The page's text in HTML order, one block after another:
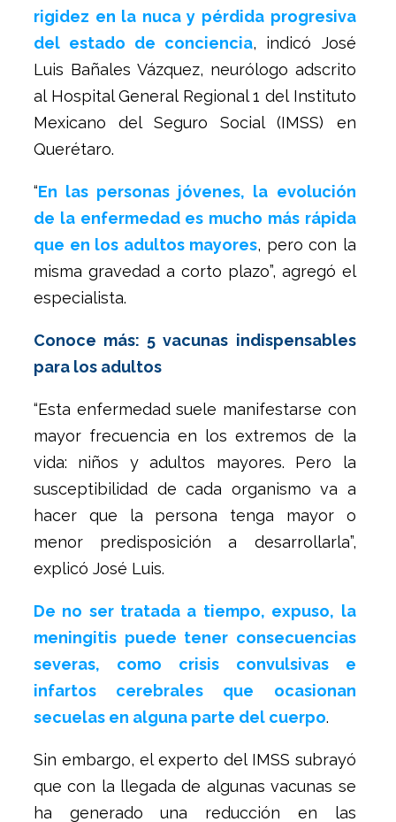
rigidez en la nuca y pérdida progresiva
del estado de conciencia, indicó José
Luis Bañales Vázquez, neurólogo adscrito
al Hospital General Regional 1 del Instituto
Mexicano del Seguro Social (IMSS) en
Querétaro.
“En las personas jóvenes, la evolución
de la enfermedad es mucho más rápida
que en los adultos mayores, pero con la
misma gravedad a corto plazo”, agregó el
especialista.
Conoce más: 5 vacunas indispensables
para los adultos
“Esta enfermedad suele manifestarse con
mayor frecuencia en los extremos de la
vida: niños y adultos mayores. Pero la
susceptibilidad de cada organismo va a
hacer que la persona tenga mayor o
menor predisposición a desarrollarla”,
explicó José Luis.
De no ser tratada a tiempo, expuso, la
meningitis puede tener consecuencias
severas, como crisis convulsivas e
infartos cerebrales que ocasionan
secuelas en alguna parte del cuerpo.
Sin embargo, el experto del IMSS subrayó
que con la llegada de algunas vacunas se
ha generado una reducción en las